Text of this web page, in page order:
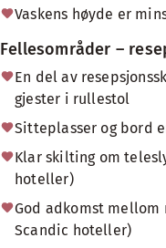
Vaskens høyde er
Fellesområder –
En del av
gjester i rullestol
Sitteplasser og bord
Klar skilting om
hoteller)
God adkomst mellom
Scandic hoteller)